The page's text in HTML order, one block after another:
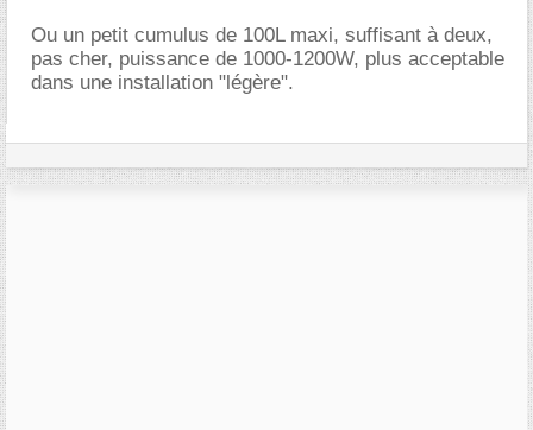
Ou un petit cumulus de 100L maxi, suffisant à deux,
pas cher, puissance de 1000-1200W, plus acceptable
dans une installation "légère".